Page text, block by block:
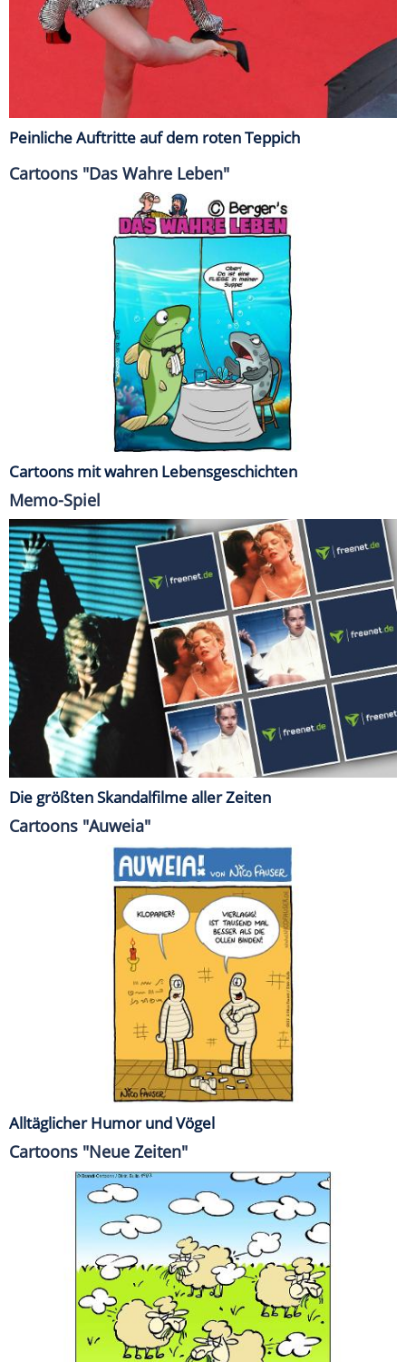
Peinliche Auftritte auf dem roten Teppich
Cartoons "Das Wahre Leben"
Cartoons mit wahren Lebensgeschichten
Memo-Spiel
Die größten Skandalfilme aller Zeiten
Cartoons "Auweia"
Alltäglicher Humor und Vögel
Cartoons "Neue Zeiten"